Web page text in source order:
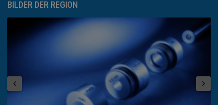
BILDER DER REGION